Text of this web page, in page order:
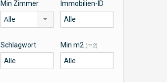
Min Zimmer
Alle
Immobilien-ID
Schlagwort Min m2 (m2)